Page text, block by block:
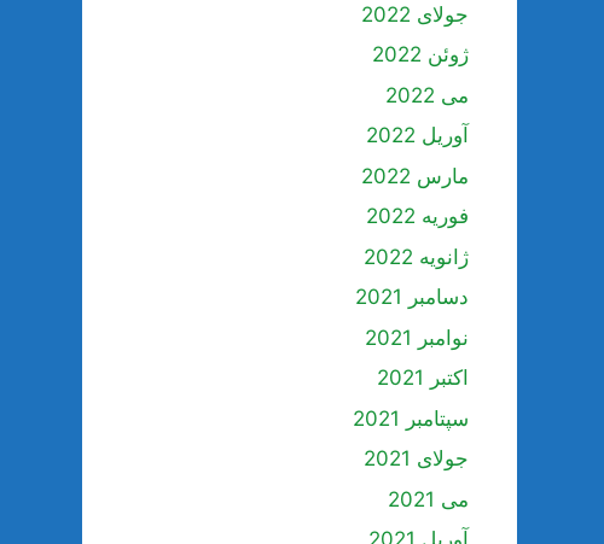
جولای 2022
ژوئن 2022
می 2022
آوریل 2022
مارس 2022
فوریه 2022
ژانویه 2022
دسامبر 2021
نوامبر 2021
اکتبر 2021
سپتامبر 2021
جولای 2021
می 2021
آوریل 2021